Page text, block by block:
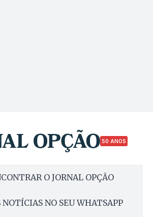
50 ANOS
O JORNAL OPÇÃO
NOTÍCIAS NO SEU WHATSAPP